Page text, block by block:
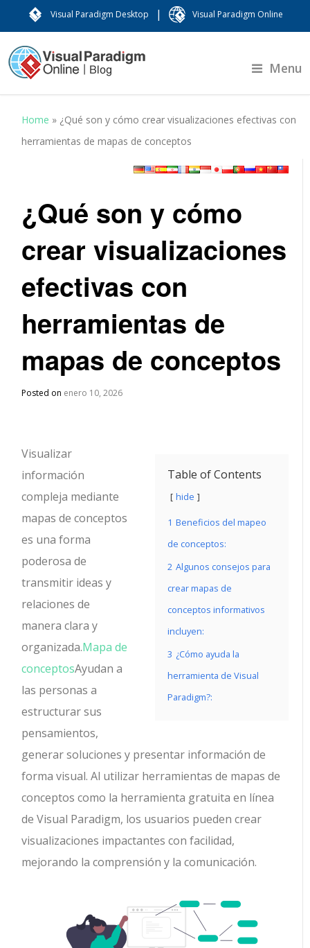
Visual Paradigm Desktop | Visual Paradigm Online
Menu
Home » ¿Qué son y cómo crear visualizaciones efectivas con
herramientas de mapas de conceptos
¿Qué son y cómo
crear visualizaciones
efectivas con
herramientas de
mapas de conceptos
Posted on enero 10, 2026
Table of Contents
hide
1 Beneficios del mapeo
de conceptos:
2 Algunos consejos para
crear mapas de
conceptos informativos
incluyen:
3 ¿Cómo ayuda la
herramienta de Visual
Paradigm?:
Visualizar
información
compleja mediante
mapas de conceptos
es una forma
poderosa de
transmitir ideas y
relaciones de
manera clara y
organizada.Mapa de
conceptosAyudan a
las personas a
estructurar sus
pensamientos,
generar soluciones y presentar información de
forma visual. Al utilizar herramientas de mapas de
conceptos como la herramienta gratuita en línea
de Visual Paradigm, los usuarios pueden crear
visualizaciones impactantes con facilidad,
mejorando la comprensión y la comunicación.